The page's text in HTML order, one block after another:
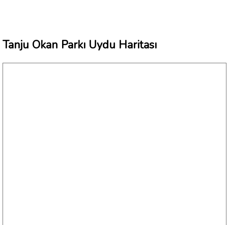
Tanju Okan Parkı Uydu Haritası